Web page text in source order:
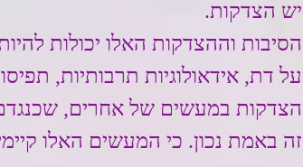
יש הצדקות.
הסיבות וההצדקות האלו יכולות
על דת, אידאולוגיות תרבותיות,
הצדקות במעשים של אחרים,
זה באמת נכון. כי המעשים האלו